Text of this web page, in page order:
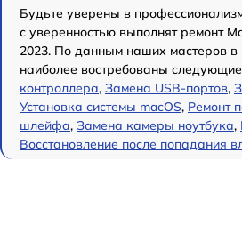
Будьте уверены в
с уверенностью выполнят ремонт
2023. По данным наших мастеров в
наиболее востребованы следующие
контроллера, Замена USB-портов,
Установка системы macOS, Ремонт
шлейфа, Замена камеры ноутбука,
Восстановление после попадания